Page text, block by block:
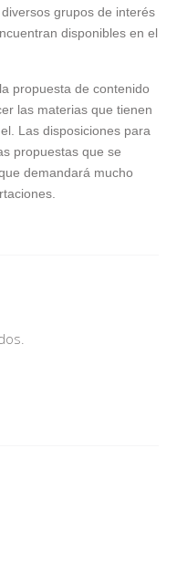
grupos de interés
disponibles en el
propuesta de contenido
las materias que tienen
Las disposiciones para
propuestas que se
demandará mucho